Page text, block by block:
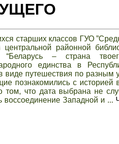
старших классов ГУО
центральной районной
– страна
единства в
виде путешествия по разным
познакомились с историей
том, что дата выбрана не
воссоединение Западной и ...